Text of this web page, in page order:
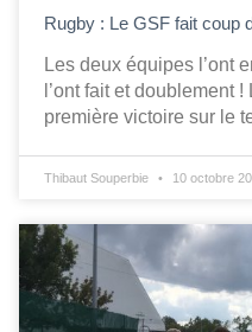
Rugby : Le GSF fait coup
Les deux équipes l’ont
l’ont fait et doublement
première victoire sur le
Thibaut Souperbie 10 octobre